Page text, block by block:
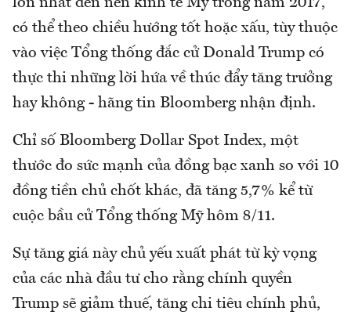
lớn nhất đến nền kinh tế Mỹ trong năm 2017,
có thể theo chiều hướng tốt hoặc xấu, tùy thuộc
vào việc Tổng thống đắc cử Donald Trump có
thực thi những lời hứa về thúc đẩy tăng trưởng
hay không - hãng tin Bloomberg nhận định.
Chỉ số Bloomberg Dollar Spot Index, một
thước đo sức mạnh của đồng bạc xanh so với 10
đồng tiền chủ chốt khác, đã tăng 5,7% kể từ
cuộc bầu cử Tổng thống Mỹ hôm 8/11.
Sự tăng giá này chủ yếu xuất phát từ kỳ vọng
của các nhà đầu tư cho rằng chính quyền
Trump sẽ giảm thuế, tăng chi tiêu chính phủ,